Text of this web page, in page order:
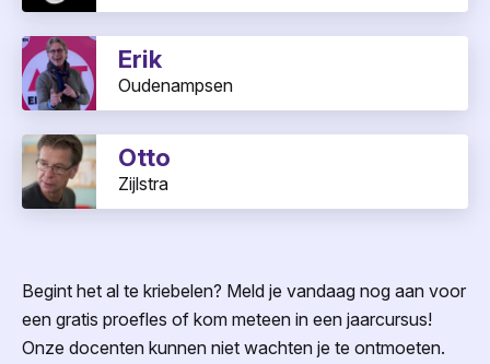
Erik
Oudenampsen
Otto
Zijlstra
Begint het al te kriebelen? Meld je vandaag nog aan voor
een gratis proefles of kom meteen in een jaarcursus!
Onze docenten kunnen niet wachten je te ontmoeten.